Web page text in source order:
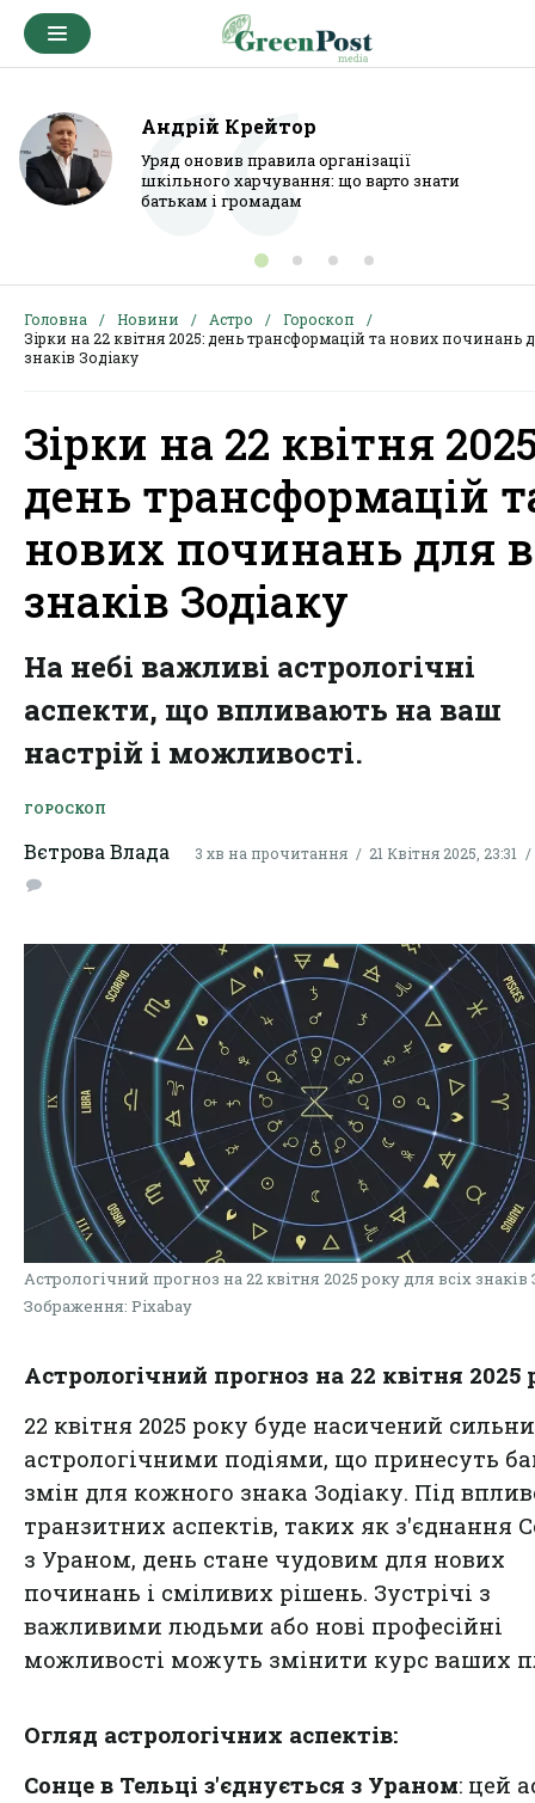
Андрій Крейтор
Уряд оновив правила організації
шкільного харчування: що варто знати
батькам і громадам
Головна Новини Астро
Гороскоп
Зірки на 22 квітня 2025: день трансформацій та нових починань
знаків Зодіаку
Зірки на 22 квітня
день трансформацій
нових починань для
знаків Зодіаку
На небі важливі астрологічні
аспекти, що впливають на ваш
настрій і можливості.
ГОРОСКОП
Вєтрова Влада 3 хв на прочитання 21 Квітня 2025, 23:31
Астрологічний прогноз на 22 квітня 2025 року для всіх знаків
Зображення: Pixabay
Астрологічний прогноз на 22 квітня 2025
22 квітня 2025 року буде насичений
астрологічними подіями, що принесуть
змін для кожного знака Зодіаку. Під
транзитних аспектів, таких як з'єднання
з Ураном, день стане чудовим для нових
починань і сміливих рішень. Зустрічі з
важливими людьми або нові професійні
можливості можуть змінити курс ваших
Огляд астрологічних аспектів:
Сонце в Тельці з'єднується з Ураном: цей